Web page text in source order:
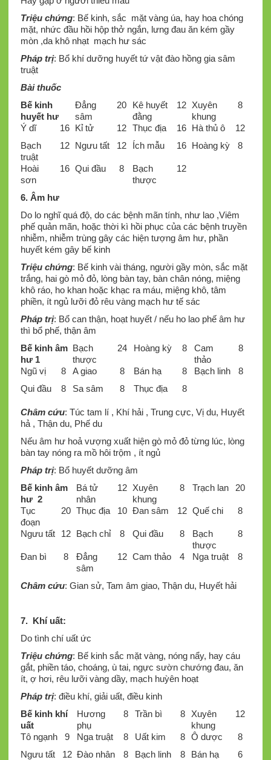
Triệu chứng: Bế kinh, sắc mặt vàng úa, hay hoa chóng
mặt, nhức đầu hồi hộp thở ngắn, lưng đau ăn kém gầy
mòn ,da khô nhạt mạch hư sác
Pháp trị: Bổ khí dưỡng huyết tứ vật đào hồng gia sâm
truật
Bài thuốc
Bế kinh
huyết hư
Đẳng
sâm
20
Kê huyết
đằng
12 Xuyên
khung
8
Ý dĩ 16 Kỉ tử 12 Thục địa 16 Hà thủ ô
12
Bạch
truật
12 Ngưu tất 12 Ích mẫu 16 Hoàng kỳ 8
Hoài
sơn
16 Qui đầu 8
Bạch
thược
12
6. Âm hư
Do lo nghĩ quá độ, do các bệnh mãn tính, như lao ,Viêm
phế quản mãn, hoặc thời kì hồi phục của các bệnh truyền
nhiễm, nhiễm trùng gây các hiện tượng âm hư, phần
huyết kém gây bế kinh
Triệu chứng: Bế kinh vài tháng, người gầy mòn, sắc mặt
trắng, hai gò mỏ đỏ, lòng bàn tay, bàn chân nóng, miệng
khô ráo, ho khan hoặc khạc ra máu, miệng khô, tâm
phiền, ít ngủ lưỡi đỏ rêu vàng mạch hư tế sác
Pháp trị: Bổ can thận, hoạt huyết / nếu ho lao phế âm hư
thì bổ phế, thận âm
Bế kinh âm
hư 1
Bạch
thược
24 Hoàng kỳ 8
Cam
thảo
8
Ngũ vị 8 A giao 8 Bán hạ 8 Bạch linh
8
Qui đầu
8 Sa sâm 8 Thục địa 8
Châm cứu: Túc tam lí , Khí hải , Trung cực, Vị du, Huyết
hả , Thận du, Phế du
Nếu âm hư hoả vượng xuất hiện gò mỏ đỏ từng lúc, lòng
bàn tay nóng ra mồ hôi trộm , ít ngủ
Pháp trị: Bổ huyết dưỡng âm
Bế kinh âm
hư 2
Bá tử
nhân
12
Xuyên
khung
8 Trạch lan 20
Tục
đoạn
20 Thục địa 10 Đan sâm 12 Quế chi 8
Ngưu tất 12 Bạch chỉ 8 Qui đầu 8
Bạch
thược
8
Đan bì 8
Đẳng
sâm
12 Cam thảo 4 Nga truật 8
Châm cứu: Gian sử, Tam âm giao, Thận du, Huyết hải
7. Khí uất:
Do tình chí uất ức
Triệu chứng: Bế kinh sắc mặt vàng, nóng nẩy, hay cáu
gắt, phiền táo, choáng, ù tai, ngực sườn chướng đau, ăn
ít, ợ hơi, rêu lưỡi vàng dầy, mạch huỳên hoạt
Pháp trị: điều khí, giải uất, điều kinh
Bế kinh khí
uất
Hương
phụ
8 Trần bì 8
Xuyên
khung
12
Tô ngạnh 9 Nga truật 8 Uất kim 8 Ô dược
8
Ngưu tất
12 Đào nhân 8 Bạch linh 8 Bán hạ
6